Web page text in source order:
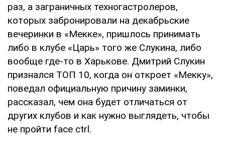
раз, а заграничных техногастролеров,
которых забронировали на декабрьские
вечеринки в «Мекке», пришлось принимать
либо в клубе «Царь» того же Слукина, либо
вообще где-то в Харькове. Дмитрий Слукин
признался ТОП 10, когда он откроет «Мекку»,
поведал официальную причину заминки,
рассказал, чем она будет отличаться от
других клубов и как нужно выглядеть, чтобы
не пройти face ctrl.